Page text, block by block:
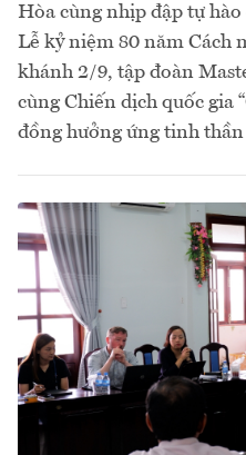
Hòa cùng nhịp đập tự
Lễ kỷ niệm 80 năm Cách
khánh 2/9, tập đoàn
cùng Chiến dịch quốc gia
đồng hưởng ứng tinh thần